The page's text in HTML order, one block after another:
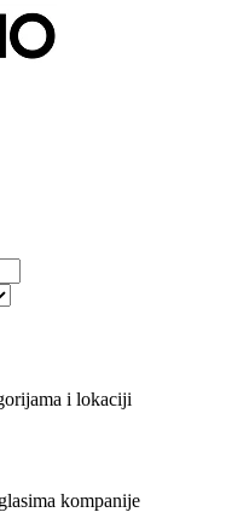
i lokaciji
kompanije